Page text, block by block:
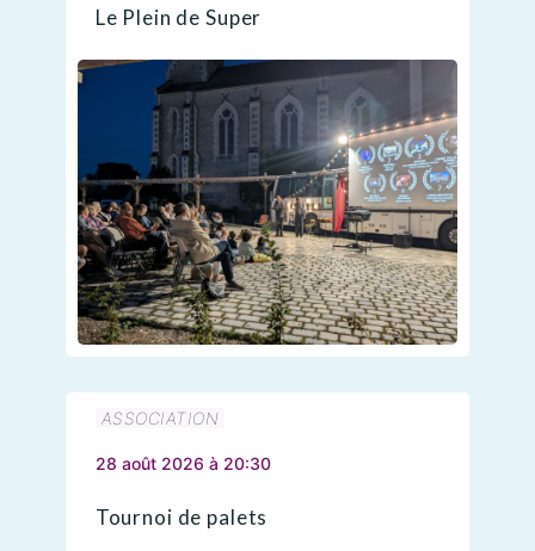
Le Plein de Super
ASSOCIATION
28 août 2026 à 20:30
Tournoi de palets